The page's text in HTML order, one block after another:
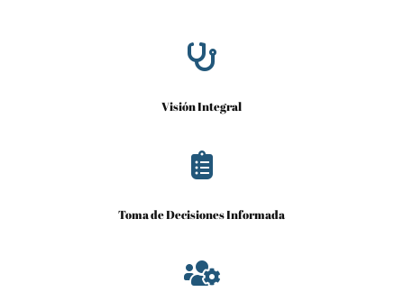

Visión Integral

Toma de Decisiones Informada
